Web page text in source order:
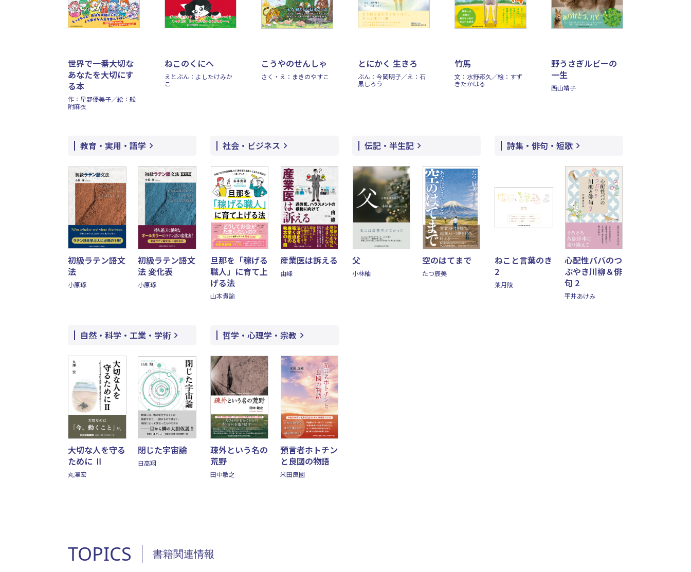
世界で一番大切な
あなたを大切にす
る本
作：星野優美子／絵：舩
附麻衣
ねこのくにへ
えとぶん：よしたけみか
こ
こうやのせんしゃ
さく・え：まきのやすこ
とにかく 生きろ
ぶん：今岡明子／え：石
黒しろう
竹馬
文：水野邦久／絵：すず
きたかはる
野うさぎルビーの
一生
西山靖子
教育・実用・語学
初級ラテン語文
法
小原琢
初級ラテン語文
法 変化表
小原琢
社会・ビジネス
旦那を「稼げる
職人」に育て上
げる法
山本貴諭
産業医は訴える
由峰
伝記・半生記
父
小林紬
空のはてまで
たつ辰美
詩集・俳句・短歌
ねこと言葉のき
2
葉月陵
心配性ババのつ
ぶやき川柳＆俳
句 2
平井あけみ
自然・科学・工業・学術
大切な人を守る
ために Ⅱ
丸澤宏
閉じた宇宙論
日高翔
哲学・心理学・宗教
疎外という名の
荒野
田中敏之
預言者ホトチン
と良國の物語
米田良國
TOPICS 書籍関連情報